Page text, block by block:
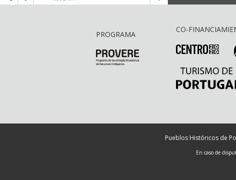
PROGRAMA
CO-
Pueblos Históricos de
En caso de